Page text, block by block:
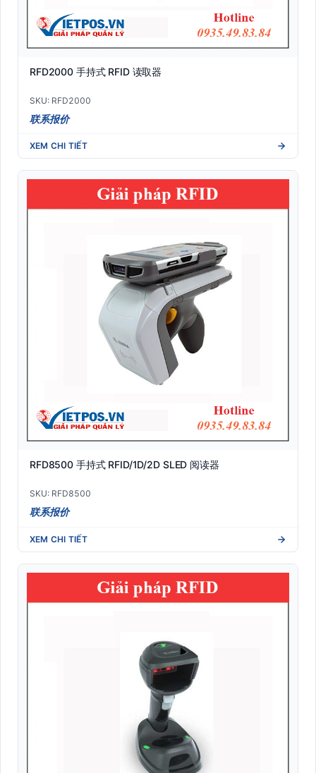
RFD2000 手持式 RFID 读取器
SKU: RFD2000
联系报价
XEM CHI TIẾT
RFD8500 手持式 RFID/1D/2D SLED 阅读器
SKU: RFD8500
联系报价
XEM CHI TIẾT